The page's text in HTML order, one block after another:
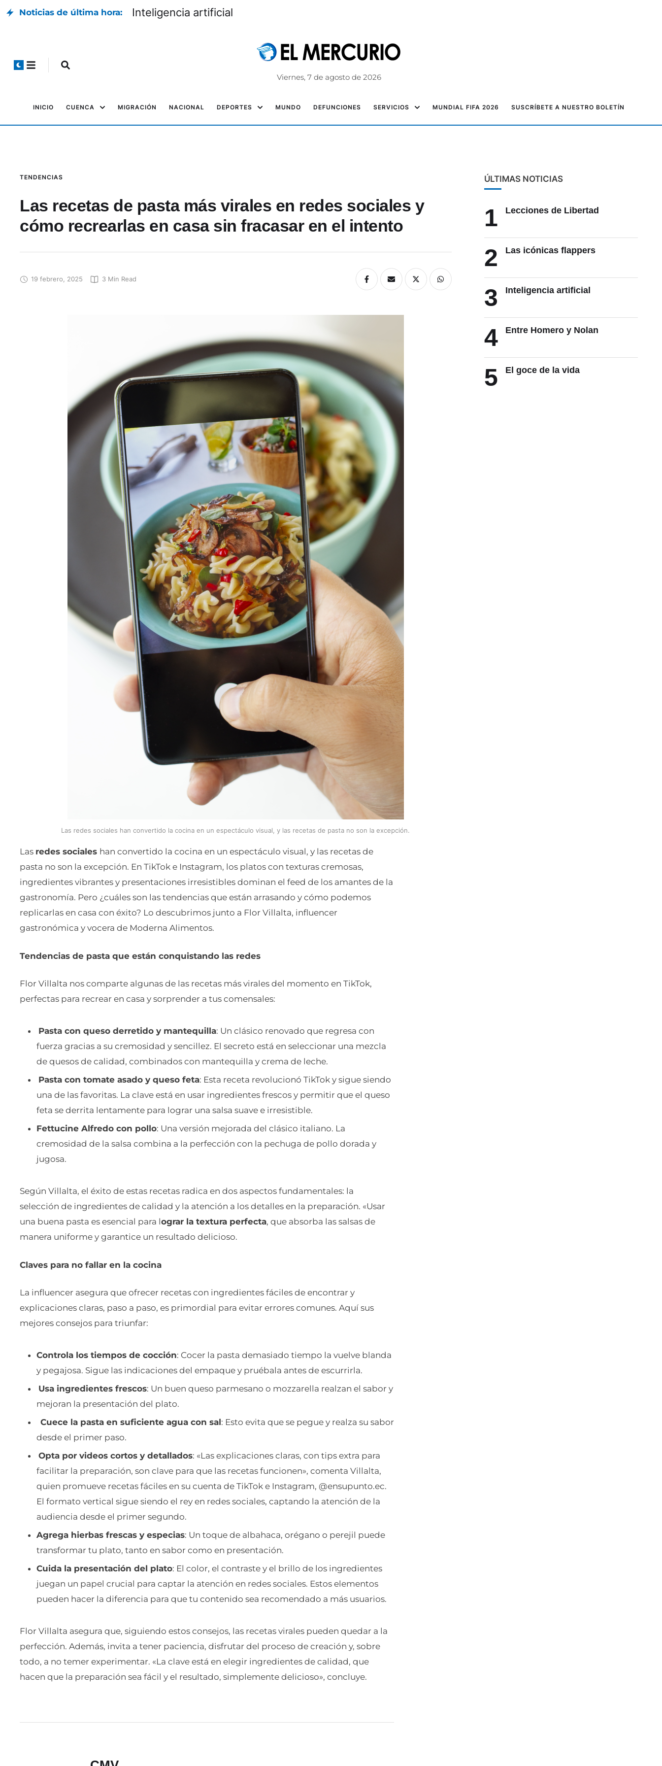
Noticias de última hora: Inteligencia artificial
Viernes, 7 de agosto de 2026
INICIO CUENCA MIGRACIÓN NACIONAL DEPORTES MUNDO DEFUNCIONES SERVICIOS MUNDIAL FIFA 2026 SUSCRÍBETE A NUESTRO BOLETÍN
TENDENCIAS
Las recetas de pasta más virales en redes sociales y
cómo recrearlas en casa sin fracasar en el intento
19 febrero, 2025 3 Min Read
Las redes sociales han convertido la cocina en un espectáculo visual, y las recetas de pasta no son la excepción.
Las redes sociales han convertido la cocina en un espectáculo visual, y las recetas de
pasta no son la excepción. En TikTok e Instagram, los platos con texturas cremosas,
ingredientes vibrantes y presentaciones irresistibles dominan el feed de los amantes de la
gastronomía. Pero ¿cuáles son las tendencias que están arrasando y cómo podemos
replicarlas en casa con éxito? Lo descubrimos junto a Flor Villalta, influencer
gastronómica y vocera de Moderna Alimentos.
Tendencias de pasta que están conquistando las redes
Flor Villalta nos comparte algunas de las recetas más virales del momento en TikTok,
perfectas para recrear en casa y sorprender a tus comensales:
Pasta con queso derretido y mantequilla: Un clásico renovado que regresa con
fuerza gracias a su cremosidad y sencillez. El secreto está en seleccionar una mezcla
de quesos de calidad, combinados con mantequilla y crema de leche.
Pasta con tomate asado y queso feta: Esta receta revolucionó TikTok y sigue siendo
una de las favoritas. La clave está en usar ingredientes frescos y permitir que el queso
feta se derrita lentamente para lograr una salsa suave e irresistible.
Fettucine Alfredo con pollo: Una versión mejorada del clásico italiano. La
cremosidad de la salsa combina a la perfección con la pechuga de pollo dorada y
jugosa.
Según Villalta, el éxito de estas recetas radica en dos aspectos fundamentales: la
selección de ingredientes de calidad y la atención a los detalles en la preparación. «Usar
una buena pasta es esencial para lograr la textura perfecta, que absorba las salsas de
manera uniforme y garantice un resultado delicioso.
Claves para no fallar en la cocina
La influencer asegura que ofrecer recetas con ingredientes fáciles de encontrar y
explicaciones claras, paso a paso, es primordial para evitar errores comunes. Aquí sus
mejores consejos para triunfar:
Controla los tiempos de cocción: Cocer la pasta demasiado tiempo la vuelve blanda
y pegajosa. Sigue las indicaciones del empaque y pruébala antes de escurrirla.
Usa ingredientes frescos: Un buen queso parmesano o mozzarella realzan el sabor y
mejoran la presentación del plato.
Cuece la pasta en suficiente agua con sal: Esto evita que se pegue y realza su sabor
desde el primer paso.
Opta por videos cortos y detallados: «Las explicaciones claras, con tips extra para
facilitar la preparación, son clave para que las recetas funcionen», comenta Villalta,
quien promueve recetas fáciles en su cuenta de TikTok e Instagram, @ensupunto.ec.
El formato vertical sigue siendo el rey en redes sociales, captando la atención de la
audiencia desde el primer segundo.
Agrega hierbas frescas y especias: Un toque de albahaca, orégano o perejil puede
transformar tu plato, tanto en sabor como en presentación.
Cuida la presentación del plato: El color, el contraste y el brillo de los ingredientes
juegan un papel crucial para captar la atención en redes sociales. Estos elementos
pueden hacer la diferencia para que tu contenido sea recomendado a más usuarios.
Flor Villalta asegura que, siguiendo estos consejos, las recetas virales pueden quedar a la
perfección. Además, invita a tener paciencia, disfrutar del proceso de creación y, sobre
todo, a no temer experimentar. «La clave está en elegir ingredientes de calidad, que
hacen que la preparación sea fácil y el resultado, simplemente delicioso», concluye.
ÚLTIMAS NOTICIAS
1 Lecciones de Libertad
2 Las icónicas flappers
3 Inteligencia artificial
4 Entre Homero y Nolan
5 El goce de la vida